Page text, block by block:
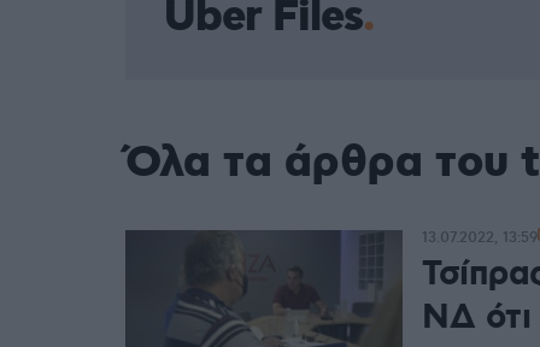
Uber Files
Όλα τα άρθρα του
ΝΔ ότι
13.07.2022, 13:59